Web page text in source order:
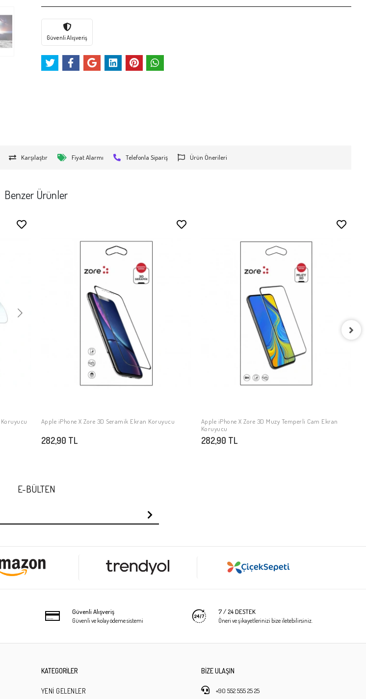
Güvenli Alışveriş
Karşılaştır Fiyat Alarmı Telefonla Sipariş Ürün Önerileri
Benzer Ürünler
SEPETE EKLE
Apple iPhone X Zore 3D Seramik Ekran Koruyucu
282,90 TL
SEPETE EKLE
Apple iPhone X Zore 3D Muzy Temperli Cam Ekran
Koruyucu
282,90 TL
E-BÜLTEN
Güvenli Alışveriş
Güvenli ve kolay ödeme sistemi
7 / 24 DESTEK
Öneri ve şikayetlerinizi bize iletebilirsiniz.
KATEGORİLER
YENİ GELENLER
BİZE ULAŞIN
+90 552 555 25 25